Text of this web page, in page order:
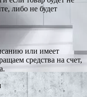
либо не будет
или имеет
средства на счет,